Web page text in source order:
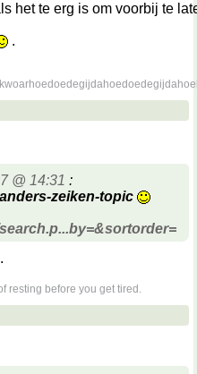
het te erg is om voorbij te
.
@ 14:31 :
zeiken-topic
resting before you get tired.